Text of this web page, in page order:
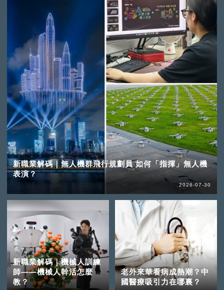
新職業解碼｜無人機群飛行規劃員 如何「指揮」無人機
表演？
2026-07-30
新職業解碼｜機械人訓練
師——機械人幹活怎麼
教？
老外來華看病成熱潮？中
國醫療吸引力在哪裏？